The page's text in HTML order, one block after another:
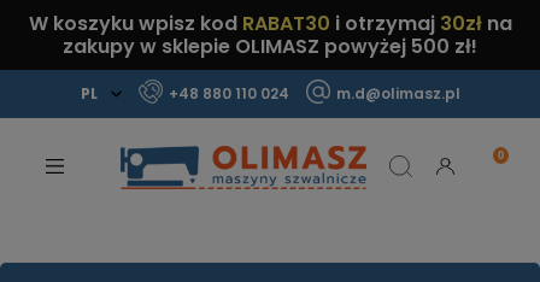
W koszyku wpisz kod RABAT30 i otrzymaj 30złna
zakupy w sklepie OLIMASZ powyżej 500 zł!
+48 880 110 024 m.d@olimasz.pl
Sprawdź!